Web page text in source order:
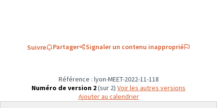
Suivre Partager Signaler un contenu inapproprié
Référence : lyon-MEET-2022-11-118
Numéro de version 2(sur 2)
voir les autres versions
Ajouter au calendrier